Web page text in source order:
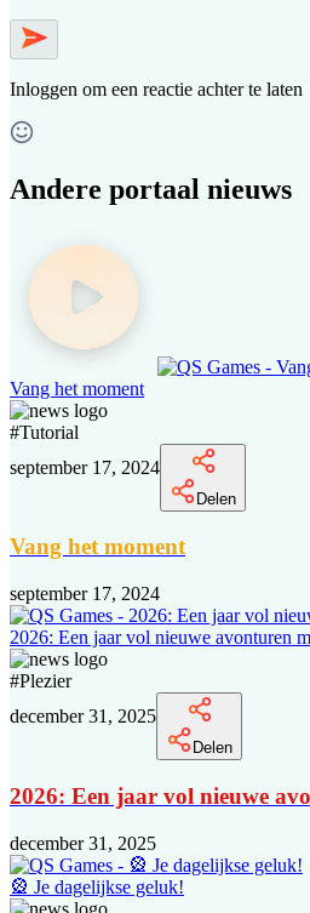
Inloggen om een reactie achter te laten
Andere portaal nieuws
Vang het moment
#Tutorial
september 17, 2024
Delen
Vang het moment
september 17, 2024
2026: Een jaar vol nieuwe avonturen
#Plezier
december 31, 2025
Delen
2026: Een jaar vol nieuwe
december 31, 2025
🎡 Je dagelijkse geluk!